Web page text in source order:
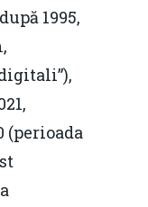
1995,
(perioada